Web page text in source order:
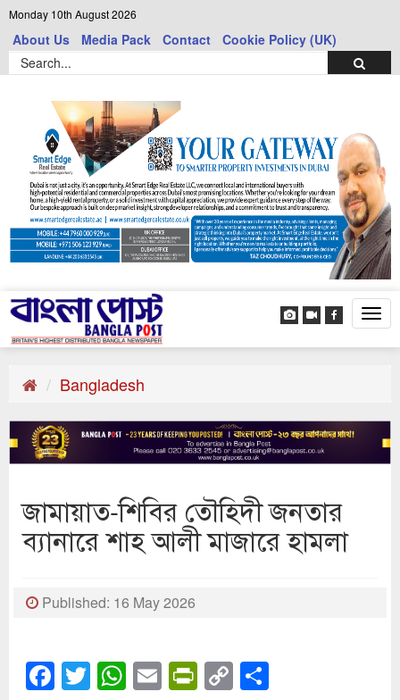
Monday 10th August 2026
About Us Media Pack Contact Cookie Policy (UK)
Bangladesh
জামায়াত-শিবির তৌহিদী জনতার
ব্যানারে শাহ আলী মাজারে হামলা
Published: 16 May 2026
Facebook
Twitter
WhatsApp
EmailPrintFriendly
Copy